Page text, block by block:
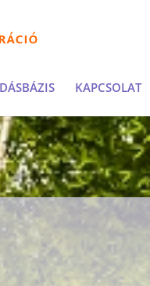
KAPCSOLAT